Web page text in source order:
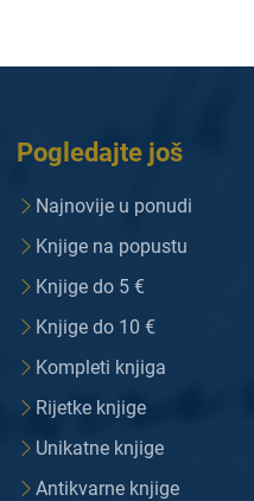
Pogledajte još
Najnovije u ponudi
Knjige na popustu
Knjige do 5 €
Knjige do 10 €
Kompleti knjiga
Rijetke knjige
Unikatne knjige
Antikvarne knjige